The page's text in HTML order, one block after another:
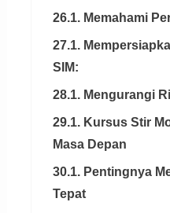
26.1. Memahami
27.1.
SIM:
28.1. Mengurangi
29.1. Kursus Stir
Masa Depan
30.1. Pentingnya
Tepat